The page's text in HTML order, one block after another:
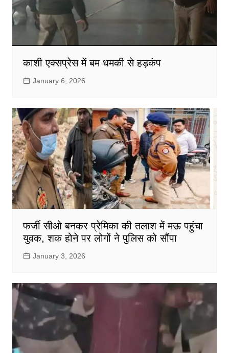
काशी एक्सप्रेस में बम धमकी से हड़कंप
January 6, 2026
फर्जी सीओ बनकर प्रेमिका की तलाश में मऊ पहुंचा
युवक, शक होने पर लोगों ने पुलिस को सौंपा
January 3, 2026